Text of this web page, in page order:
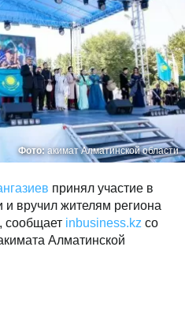
Фото:акимат Алматинской области
принял участие в
вручил жителям региона
сообщает inbusiness.kz со
Алматинской